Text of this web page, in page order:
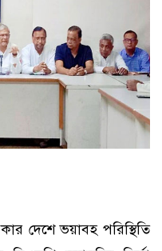
দেশে ভয়াবহ পরিস্থিতি